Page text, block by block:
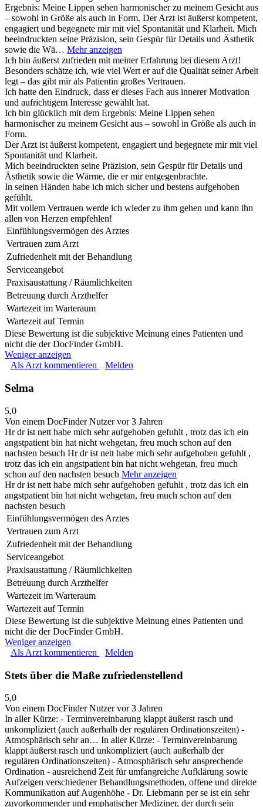
Ergebnis: Meine Lippen sehen harmonischer zu meinem Gesicht aus
– sowohl in Größe als auch in Form. Der Arzt ist äußerst kompetent,
engagiert und begegnete mir mit viel Spontanität und Klarheit. Mich
beeindruckten seine Präzision, sein Gespür für Details und Ästhetik
sowie die Wä… Mehr anzeigen
Ich bin äußerst zufrieden mit meiner Erfahrung bei diesem Arzt!
Besonders schätze ich, wie viel Wert er auf die Qualität seiner Arbeit
legt – das gibt mir als Patientin großes Vertrauen.
Ich hatte den Eindruck, dass er dieses Fach aus innerer Motivation
und aufrichtigem Interesse gewählt hat.
Ich bin glücklich mit dem Ergebnis: Meine Lippen sehen
harmonischer zu meinem Gesicht aus – sowohl in Größe als auch in
Form.
Der Arzt ist äußerst kompetent, engagiert und begegnete mir mit viel
Spontanität und Klarheit.
Mich beeindruckten seine Präzision, sein Gespür für Details und
Ästhetik sowie die Wärme, die er mir entgegenbrachte.
In seinen Händen habe ich mich sicher und bestens aufgehoben
gefühlt.
Mit vollem Vertrauen werde ich wieder zu ihm gehen und kann ihn
allen von Herzen empfehlen!
Einfühlungsvermögen des Arztes
Vertrauen zum Arzt
Zufriedenheit mit der Behandlung
Serviceangebot
Praxisaustattung / Räumlichkeiten
Betreuung durch Arzthelfer
Wartezeit im Warteraum
Wartezeit auf Termin
Diese Bewertung ist die subjektive Meinung eines Patienten und
nicht die der DocFinder GmbH.
Weniger anzeigen
Als Arzt kommentieren
Melden
Selma
5,0
Von einem DocFinder Nutzervor 3 Jahren
Hr dr ist nett habe mich sehr aufgehoben gefuhlt , trotz das ich ein
angstpatient bin hat nicht wehgetan, freu much schon auf den
nachsten besuch Hr dr ist nett habe mich sehr aufgehoben gefuhlt ,
trotz das ich ein angstpatient bin hat nicht wehgetan, freu much
schon auf den nachsten besuch Mehr anzeigen
Hr dr ist nett habe mich sehr aufgehoben gefuhlt , trotz das ich ein
angstpatient bin hat nicht wehgetan, freu much schon auf den
nachsten besuch
Einfühlungsvermögen des Arztes
Vertrauen zum Arzt
Zufriedenheit mit der Behandlung
Serviceangebot
Praxisaustattung / Räumlichkeiten
Betreuung durch Arzthelfer
Wartezeit im Warteraum
Wartezeit auf Termin
Diese Bewertung ist die subjektive Meinung eines Patienten und
nicht die der DocFinder GmbH.
Weniger anzeigen
Als Arzt kommentieren
Melden
Stets über die Maße zufriedenstellend
5,0
Von einem DocFinder Nutzervor 3 Jahren
In aller Kürze: - Terminvereinbarung klappt äußerst rasch und
unkompliziert (auch außerhalb der regulären Ordinationszeiten) -
Atmosphärisch sehr an… In aller Kürze: - Terminvereinbarung
klappt äußerst rasch und unkompliziert (auch außerhalb der
regulären Ordinationszeiten) - Atmosphärisch sehr ansprechende
Ordination - ausreichend Zeit für umfangreiche Aufklärung sowie
Aufzeigen verschiedener Behandlungsmethoden, offene und direkte
Kommunikation auf Augenhöhe - Dr. Liebmann per se ist ein sehr
zuvorkommender und emphatischer Mediziner, der durch sein